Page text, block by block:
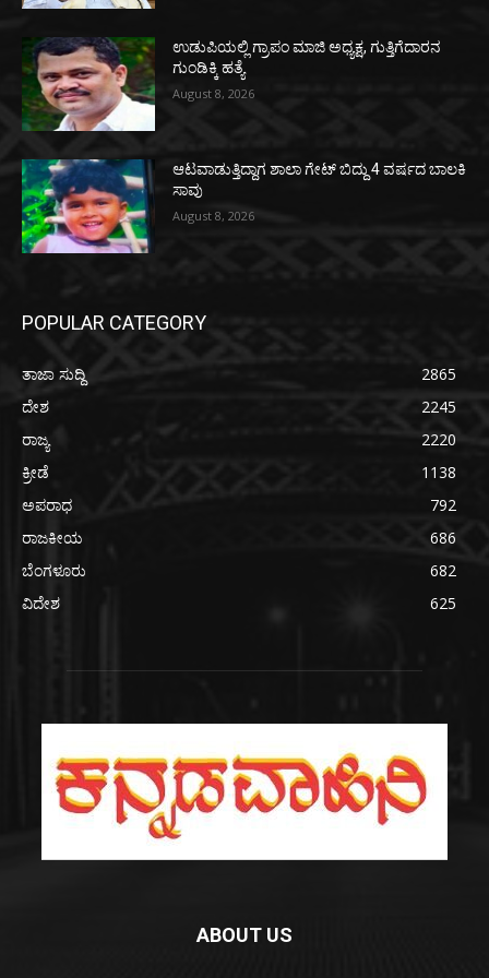
ಉಡುಪಿಯಲ್ಲಿ ಗ್ರಾಪಂ ಮಾಜಿ ಅಧ್ಯಕ್ಷ, ಗುತ್ತಿಗೆದಾರನ
ಗುಂಡಿಕ್ಕಿ ಹತ್ಯೆ
August 8, 2026
ಆಟವಾಡುತ್ತಿದ್ದಾಗ ಶಾಲಾ ಗೇಟ್‌ ಬಿದ್ದು 4 ವರ್ಷದ ಬಾಲಕಿ
ಸಾವು
August 8, 2026
POPULAR CATEGORY
ತಾಜಾ ಸುದ್ದಿ
2865
ದೇಶ
2245
ರಾಜ್ಯ
2220
ಕ್ರೀಡೆ
1138
ಅಪರಾಧ
792
ರಾಜಕೀಯ
686
ಬೆಂಗಳೂರು
682
ವಿದೇಶ
625
ABOUT US